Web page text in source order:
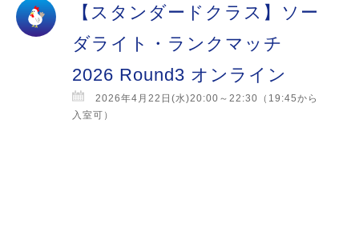
【スタンダードクラス】ソー
ダライト・ランクマッチ
2026 Round3 オンライン
2026年4月22日(水)20:00～22:30（19:45から
入室可）